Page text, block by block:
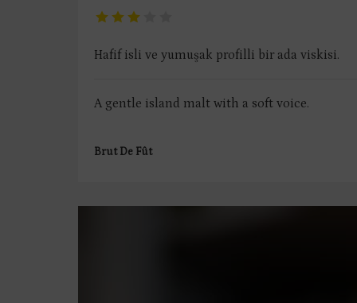
Hafif isli ve yumuşak profilli bir ada viskisi.
A gentle island malt with a soft voice.
Brut De Fût